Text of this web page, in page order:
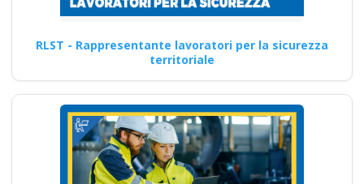
RLST - Rappresentante lavoratori per la sicurezza
territoriale